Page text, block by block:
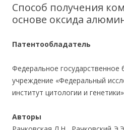
Способ получения
основе оксида
Патентообладатель
Федеральное
учреждение «Федеральный
институт цитологии и
Авторы